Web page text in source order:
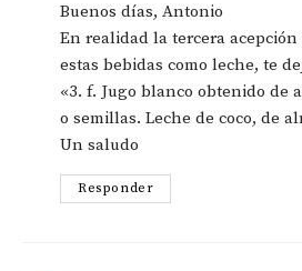
Buenos días, Antonio
En realidad la tercera acepción
estas bebidas como leche, te
«3. f. Jugo blanco obtenido de
o semillas. Leche de coco, de
Un saludo
Responder